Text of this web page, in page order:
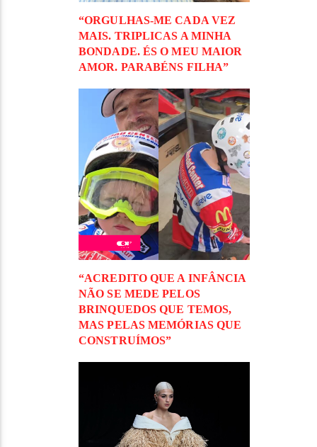
“ORGULHAS-ME CADA VEZ
MAIS. TRIPLICAS A MINHA
BONDADE. ÉS O MEU MAIOR
AMOR. PARABÉNS FILHA”
“ACREDITO QUE A INFÂNCIA
NÃO SE MEDE PELOS
BRINQUEDOS QUE TEMOS,
MAS PELAS MEMÓRIAS QUE
CONSTRUÍMOS”